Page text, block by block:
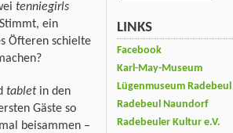
tenniegirls
ein
Öfteren schielte
tablet in den
Gäste so
beisammen –
LINKS
Facebook
Karl-May-Museum
Lügenmuseum Radebeul
Radebeul Naundorf
Radebeuler Kultur e.V.